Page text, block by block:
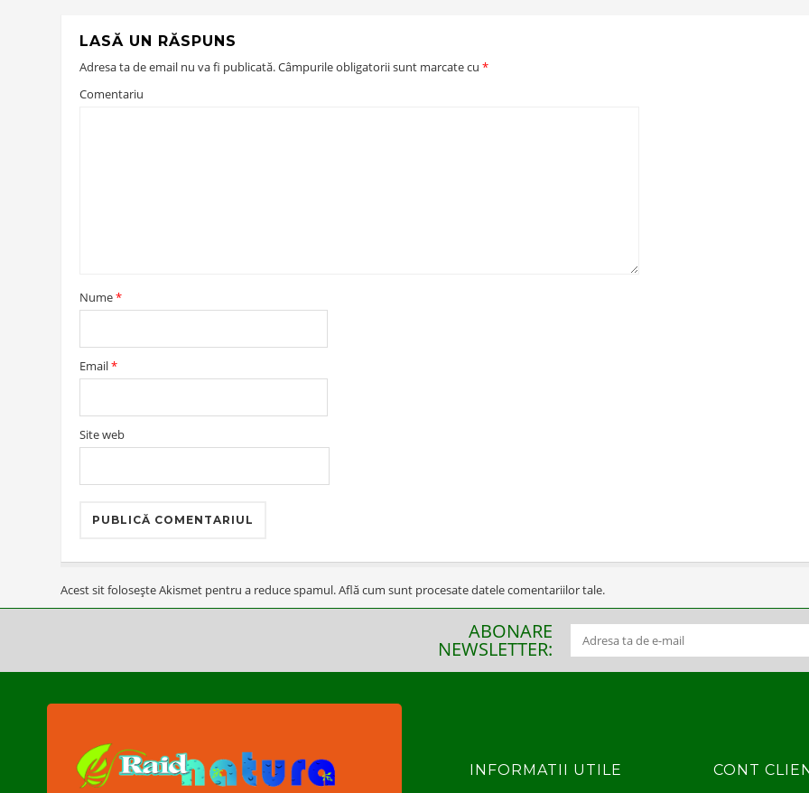
LASĂ UN RĂSPUNS
Adresa ta de email nu va fi publicată.Câmpurile obligatorii sunt marcate cu *
Comentariu
Nume*
Email*
Site web
Acest sit folosește Akismet pentru a reduce spamul.Află cum sunt procesate datele comentariilor tale.
ABONARE
NEWSLETTER:
INFORMATII UTILE CONT